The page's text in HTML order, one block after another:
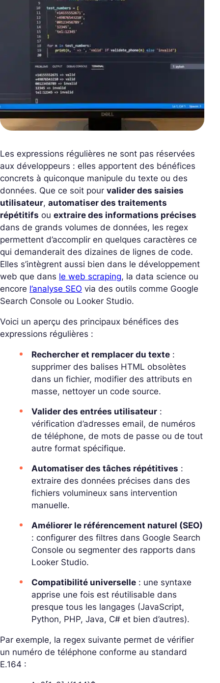
Les expressions régulières ne sont pas réservées
aux développeurs : elles apportent des bénéfices
concrets à quiconque manipule du texte ou des
données. Que ce soit pour valider des saisies
utilisateur, automatiser des traitements
répétitifs ou extraire des informations précises
dans de grands volumes de données, les regex
permettent d’accomplir en quelques caractères ce
qui demanderait des dizaines de lignes de code.
Elles s’intègrent aussi bien dans le développement
web que dans le web scraping, la data science ou
encore l’analyse SEO via des outils comme Google
Search Console ou Looker Studio.
Voici un aperçu des principaux bénéfices des
expressions régulières :
Rechercher et remplacer du texte :
supprimer des balises HTML obsolètes
dans un fichier, modifier des attributs en
masse, nettoyer un code source.
Valider des entrées utilisateur :
vérification d’adresses email, de numéros
de téléphone, de mots de passe ou de tout
autre format spécifique.
Automatiser des tâches répétitives :
extraire des données précises dans des
fichiers volumineux sans intervention
manuelle.
Améliorer le référencement naturel (SEO)
: configurer des filtres dans Google Search
Console ou segmenter des rapports dans
Looker Studio.
Compatibilité universelle : une syntaxe
apprise une fois est réutilisable dans
presque tous les langages (JavaScript,
Python, PHP, Java, C# et bien d’autres).
Par exemple, la regex suivante permet de vérifier
un numéro de téléphone conforme au standard
E.164 :